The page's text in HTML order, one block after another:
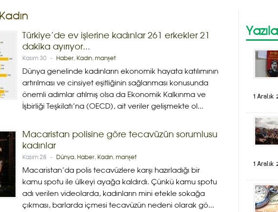
Kadın
Türkiye’de ev işlerine kadınlar 261 erkekler 21
dakika ayırıyor...
Kasım 30 - Haber, Kadın, manşet
Dünya genelinde kadınların ekonomik hayata katılımının
artırılması ve cinsiyet eşitliğinin sağlanması konusunda
önemli adımlar atılmış olsa da Ekonomik Kalkınma ve
İşbirliği Teşkilatı’na (OECD), ait veriler gelişmekte ol...
Macaristan polisine göre tecavüzün sorumlusu
kadınlar
Kasım 28 - Dünya, Haber, Kadın, manşet
Macaristan’da polis tecavüzlere karşı hazırladığı bir
kamu spotu ile ülkeyi ayağa kaldırdı. Çünkü kamu spotu
adı verilen videolarda, kadınların mini etekle sokağa
çıkması, barlarda içmesi tecavüzün nedeni olarak gö...
1 Aralık
1 Aralık